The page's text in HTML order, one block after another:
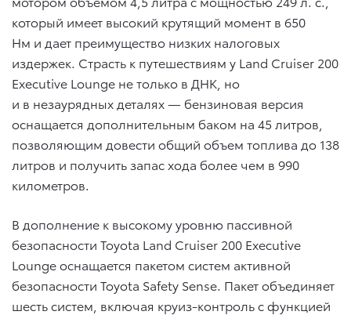
который имеет высокий крутящий момент в 650
Нм и дает преимущество низких налоговых
издержек. Страсть к путешествиям у Land Cruiser 200
Executive Lounge не только в ДНК, но
и в незаурядных деталях — бензиновая версия
оснащается дополнительным баком на 45 литров,
позволяющим довести общий объем топлива до 138
литров и получить запас хода более чем в 990
километров.
В дополнение к высокому уровню пассивной
безопасности Toyota Land Cruiser 200 Executive
Lounge оснащается пакетом систем активной
безопасности Toyota Safety Sense. Пакет объединяет
шесть систем, включая круиз-контроль с функцией